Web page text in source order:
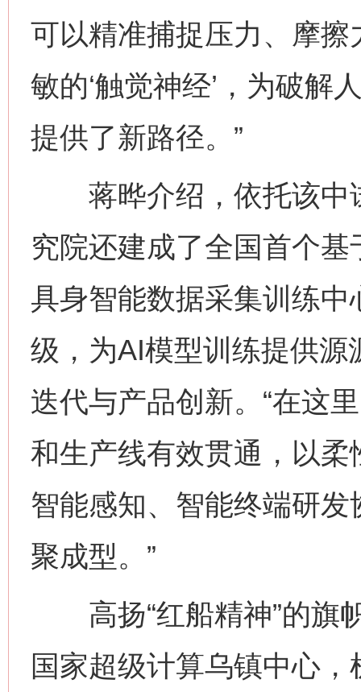
可以精准捕捉压力、摩
敏的‘触觉神经’，为破解
提供了新路径。”
蒋晔介绍，依托该中
究院还建成了全国首个
具身智能数据采集训练
级，为AI模型训练提供源
迭代与产品创新。“在这
和生产线有效贯通，以
智能感知、智能终端研
聚成型。”
高扬“红船精神”的旗
国家超级计算乌镇中心